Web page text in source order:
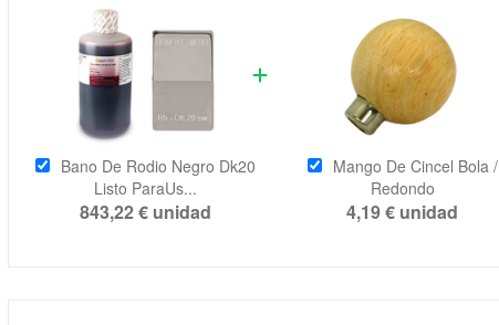
Bano De Rodio Negro Dk20
Listo ParaUs...
843,22 € unidad
Mango De Cincel Bola /
Redondo
4,19 € unidad